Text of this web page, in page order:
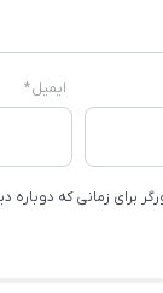
ایمیل*
برای زمانی که